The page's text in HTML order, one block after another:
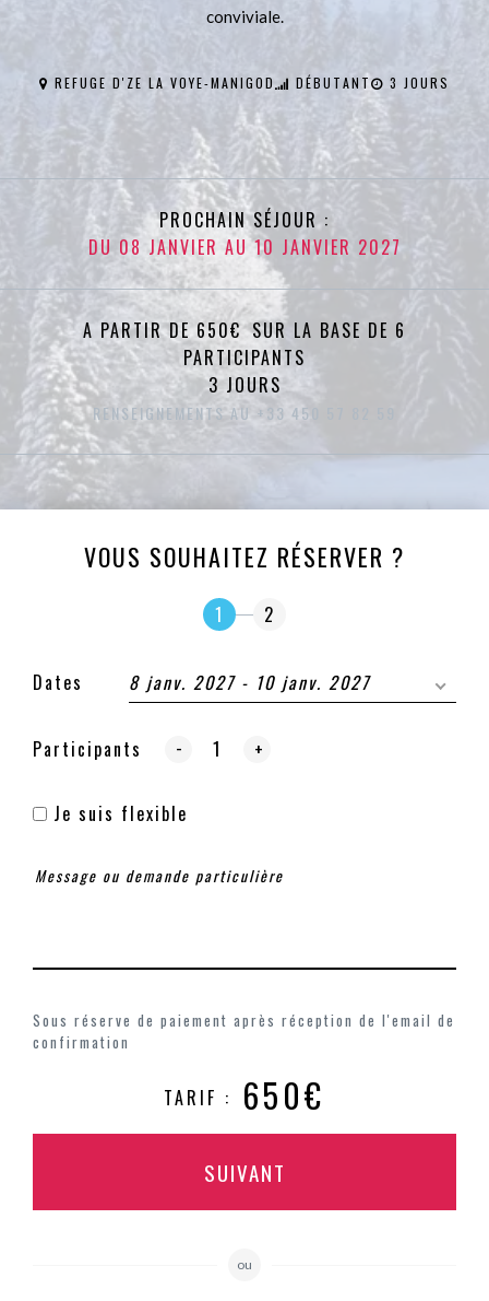
conviviale.
REFUGE D'ZE LA VOYE-MANIGOD DÉBUTANT 3 JOURS
PROCHAIN SÉJOUR :
DU 08 JANVIER AU 10 JANVIER 2027
A PARTIR DE 650€ SUR LA BASE DE 6
PARTICIPANTS
3 JOURS
RENSEIGNEMENTS AU +33 450 57 82 59
VOUS SOUHAITEZ RÉSERVER ?
1 2
Dates 8 janv. 2027 - 10 janv. 2027
Participants - +
Je suis flexible
Sous réserve de paiement après réception de l'email de
confirmation
TARIF : 650€
SUIVANT
ou